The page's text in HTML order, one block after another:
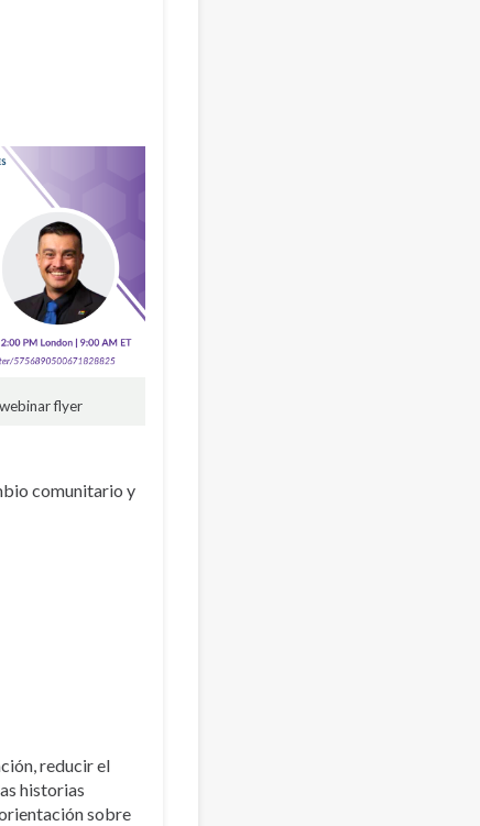
flyer
comunitario y
reducir el
historias
sobre